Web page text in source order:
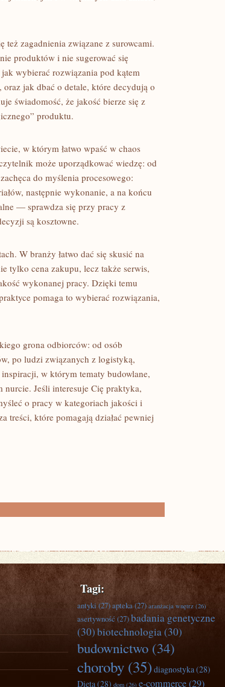
zagadnienia związane z surowcami.
produktów i nie sugerować się
wybierać rozwiązania pod kątem
oraz jak dbać o detale, które decydują o
świadomość, że jakość bierze się z
produktu.
w którym łatwo wpaść w chaos
może uporządkować wiedzę: od
do myślenia procesowego:
następnie wykonanie, a na końcu
— sprawdza się przy pracy z
są kosztowne.
W branży łatwo dać się skusić na
tylko cena zakupu, lecz także serwis,
wykonanej pracy. Dzięki temu
pomaga to wybierać rozwiązania,
grona odbiorców: od osób
po ludzi związanych z logistyką,
w którym tematy budowlane,
Jeśli interesuje Cię praktyka,
o pracy w kategoriach jakości i
treści, które pomagają działać pewniej
Tagi:
antyki(27)apteka(27) aranżacja wnętrz (26)
asertywność (27)badania genetyczne
(30)biotechnologia(30)
budownictwo (34)
choroby (35) diagnostyka(28)
Dieta(28) dom (26) e-commerce(29)